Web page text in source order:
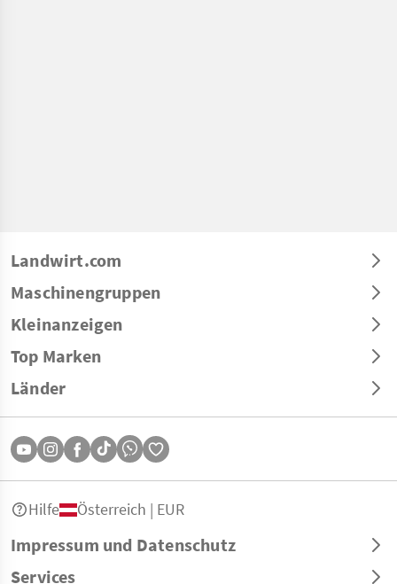
Landwirt.com
Maschinengruppen
Kleinanzeigen
Top Marken
Länder
Impressum und Datenschutz
Services
Hilfe Österreich | EUR